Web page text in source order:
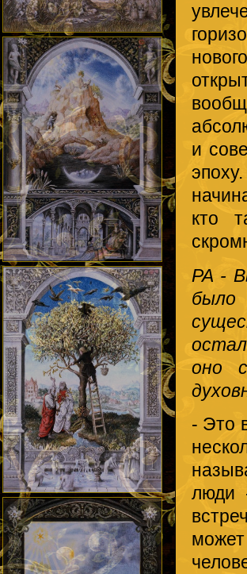
и
кто
РА -
было
оно
- Это
люди